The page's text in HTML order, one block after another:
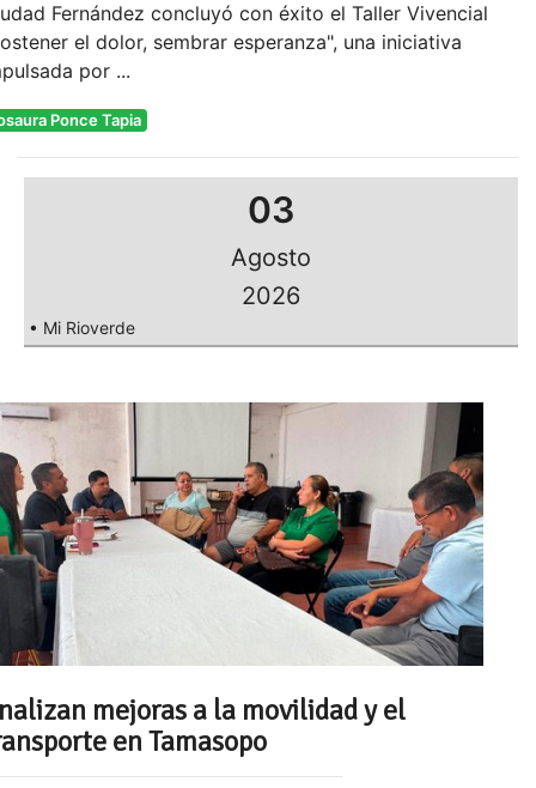
Fernández concluyó con éxito el Taller Vivencial
el dolor, sembrar esperanza", una iniciativa
por ...
Ponce Tapia
03
Agosto
2026
• Mi Rioverde
mejoras a la movilidad y el
en Tamasopo